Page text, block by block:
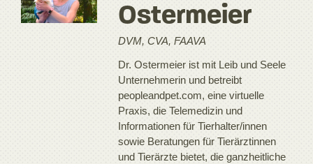
Ostermeier
DVM, CVA, FAAVA
Dr. Ostermeier ist mit Leib und Seele
Unternehmerin und betreibt
peopleandpet.com, eine virtuelle
Praxis, die Telemedizin und
Informationen für Tierhalter/innen
sowie Beratungen für Tierärztinnen
und Tierärzte bietet, die ganzheitliche